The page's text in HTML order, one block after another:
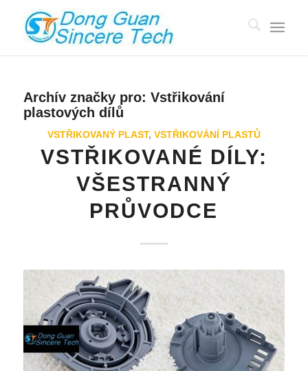
Archív značky pro: Vstřikování
plastových dílů
VSTŘIKOVANÝ PLAST, VSTŘIKOVÁNÍ PLASTŮ
VSTŘIKOVANÉ DÍLY:
VŠESTRANNÝ
PRŮVODCE